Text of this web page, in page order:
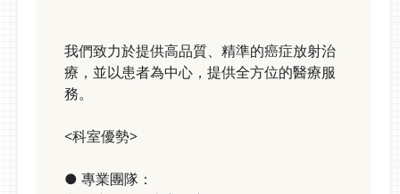
我們致力於提供高品質、精準的癌症放射治
療，並以患者為中心，提供全方位的醫療服
務。
<科室優勢>
● 專業團隊：